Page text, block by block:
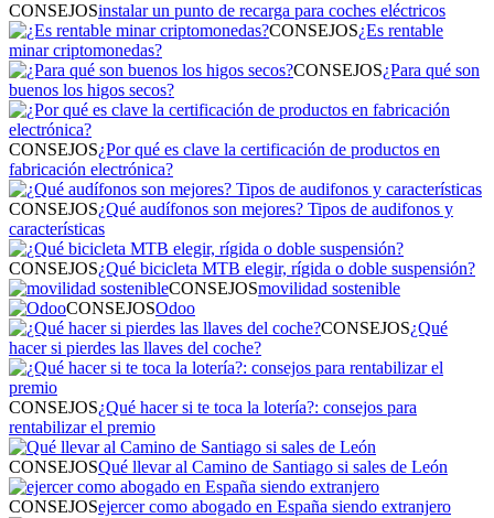
CONSEJOSinstalar un punto de recarga para coches eléctricos
CONSEJOS¿Es rentable
minar criptomonedas?
CONSEJOS¿Para qué son
buenos los higos secos?
CONSEJOS¿Por qué es clave la certificación de productos en
fabricación electrónica?
CONSEJOS¿Qué audífonos son mejores? Tipos de audifonos y
características
CONSEJOS¿Qué bicicleta MTB elegir, rígida o doble suspensión?
CONSEJOSmovilidad sostenible
CONSEJOSOdoo
CONSEJOS¿Qué
hacer si pierdes las llaves del coche?
CONSEJOS¿Qué hacer si te toca la lotería?: consejos para
rentabilizar el premio
CONSEJOSQué llevar al Camino de Santiago si sales de León
CONSEJOSejercer como abogado en España siendo extranjero